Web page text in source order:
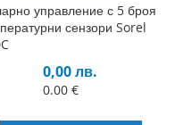
управление с 5 броя
сензори Sorel
0,00 лв.
0.00 €